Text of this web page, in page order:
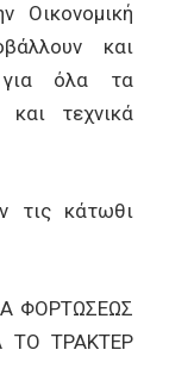
Οικονομική
και
για όλα τα
τεχνικά
τις κάτωθι
ΦΟΡΤΩΣΕΩΣ
ΤΟ ΤΡΑΚΤΕΡ